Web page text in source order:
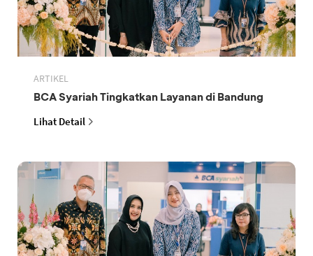
ARTIKEL
BCA Syariah Tingkatkan Layanan di Bandung
Lihat Detail